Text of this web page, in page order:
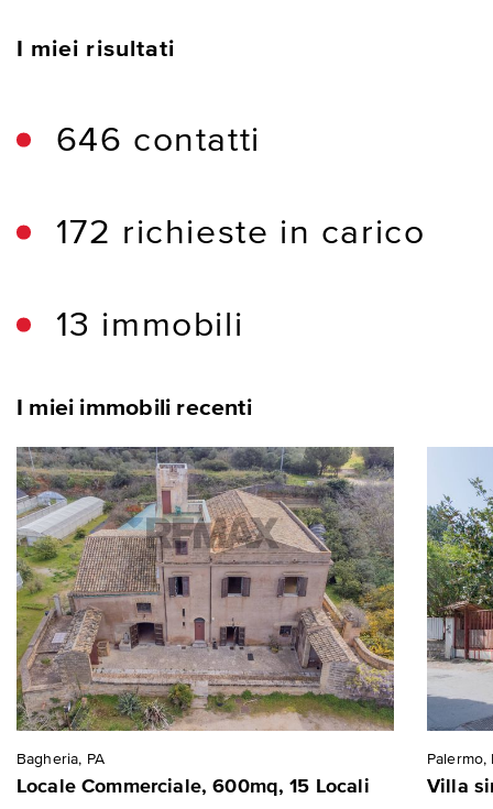
I miei risultati
646 contatti
172 richieste in carico
13 immobili
I miei immobili recenti
Bagheria, PA
Locale Commerciale, 600mq, 15 Locali
Palermo,
Villa